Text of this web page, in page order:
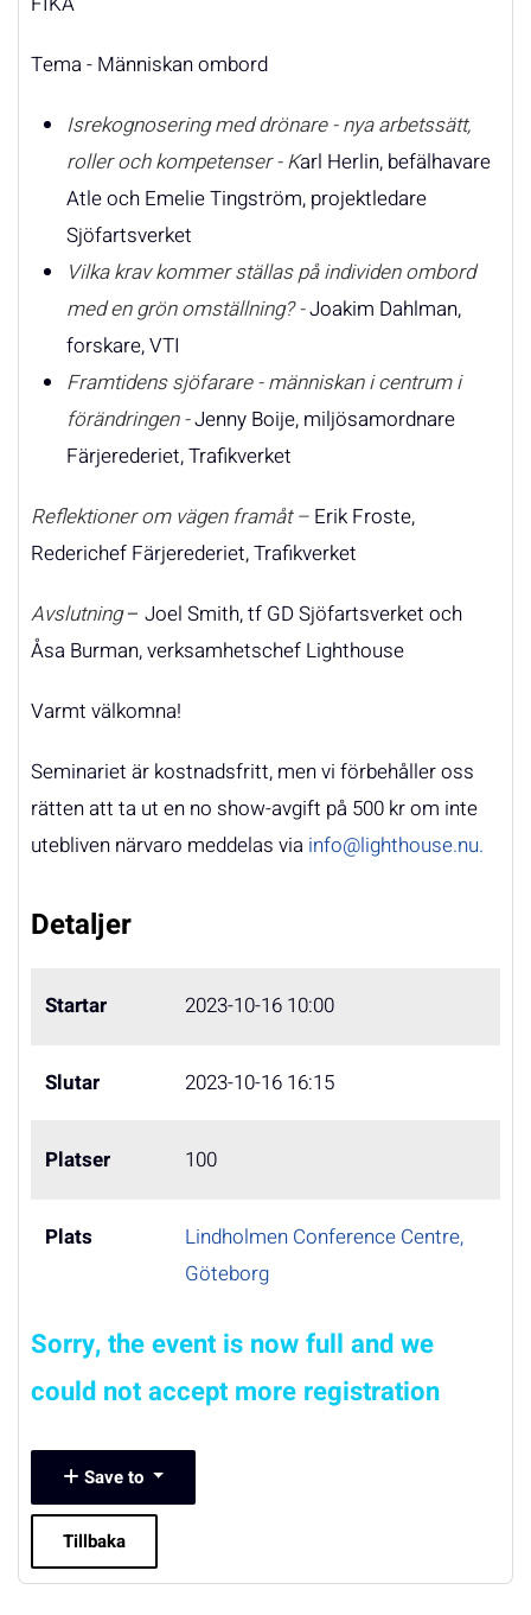
Tema - Människan ombord
Isrekognosering med drönare - nya arbetssätt,
roller och kompetenser - Karl Herlin, befälhavare
Atle och Emelie Tingström, projektledare
Sjöfartsverket
Vilka krav kommer ställas på individen ombord
med en grön omställning? -Joakim Dahlman,
forskare, VTI
Framtidens sjöfarare - människan i centrum i
förändringen -Jenny Boije, miljösamordnare
Färjerederiet, Trafikverket
Reflektioner om vägen framåt – Erik Froste,
Rederichef Färjerederiet, Trafikverket
Avslutning– Joel Smith, tf GD Sjöfartsverket och
Åsa Burman, verksamhetschef Lighthouse
Varmt välkomna!
Seminariet är kostnadsfritt, men vi förbehåller oss
rätten att ta ut en no show-avgift på 500 kr om inte
utebliven närvaro meddelas via info@lighthouse.nu.
Detaljer
Startar 2023-10-16 10:00
Slutar 2023-10-16 16:15
Platser 100
Plats
Lindholmen Conference Centre,
Göteborg
Sorry, the event is now full and we
could not accept more registration
Save to
Tillbaka